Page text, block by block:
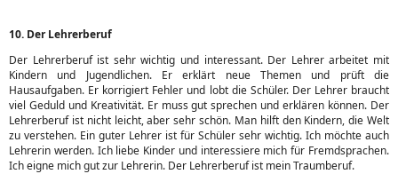
10. Der Lehrerberuf
Der Lehrerberuf ist sehr wichtig und interessant. Der Lehrer arbeitet mit
Kindern und Jugendlichen. Er erklärt neue Themen und prüft die
Hausaufgaben. Er korrigiert Fehler und lobt die Schüler. Der Lehrer braucht
viel Geduld und Kreativität. Er muss gut sprechen und erklären können. Der
Lehrerberuf ist nicht leicht, aber sehr schön. Man hilft den Kindern, die Welt
zu verstehen. Ein guter Lehrer ist für Schüler sehr wichtig. Ich möchte auch
Lehrerin werden. Ich liebe Kinder und interessiere mich für Fremdsprachen.
Ich eigne mich gut zur Lehrerin. Der Lehrerberuf ist mein Traumberuf.